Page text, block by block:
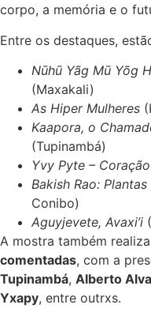
corpo, a memória e o
Entre os destaques,
Nūhū Yãg Mū Yõg
(Maxakali)
As Hiper Mulheres
Kaapora, o
(Tupinambá)
Yvy Pyte –
Bakish Rao:
Conibo)
Aguyjevete, Avaxi’i
A mostra também realiza
comentadas, com a
Tupinambá, Alberto
Yxapy, entre outrxs.